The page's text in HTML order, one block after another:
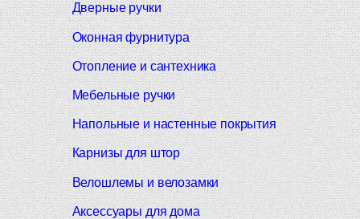
Дверные ручки
Оконная фурнитура
Отопление и сантехника
Мебельные ручки
Напольные и настенные покрытия
Карнизы для штор
Велошлемы и велозамки
Аксессуары для дома